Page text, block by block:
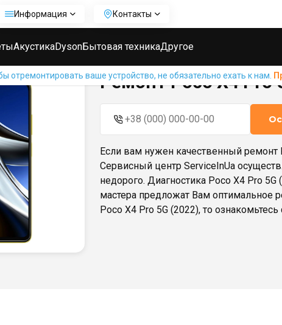
Информация Контакты
АкустикаDysonБытовая техникаДругое
отремонтировать ваше устройство, не обязательно ехать к нам.
Xiaomi Ремонт Poco X4 Pro 5G (2022)
Ремонт Poco X4 Pro
Если вам нужен качественный ремонт
Сервисный центр ServiceInUa
недорого. Диагностика Poco X4 Pro
мастера предложат Вам оптимальное
Poco X4 Pro 5G (2022), то